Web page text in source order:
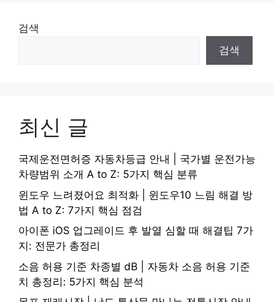
검색
검색
최신 글
국제운전면허증 자동차등급 안내 | 국가별 운전가능
차량범위 소개 A to Z: 5가지 핵심 분류
윈도우 느려졌어요 최적화 | 윈도우10 느림 해결 방
법 A to Z: 7가지 핵심 점검
아이폰 iOS 업그레이드 후 발열 심할 때 해결팁 7가
지: 전문가 총정리
소음 허용 기준 차종별 dB | 자동차 소음 허용 기준
치 총정리: 5가지 핵심 분석